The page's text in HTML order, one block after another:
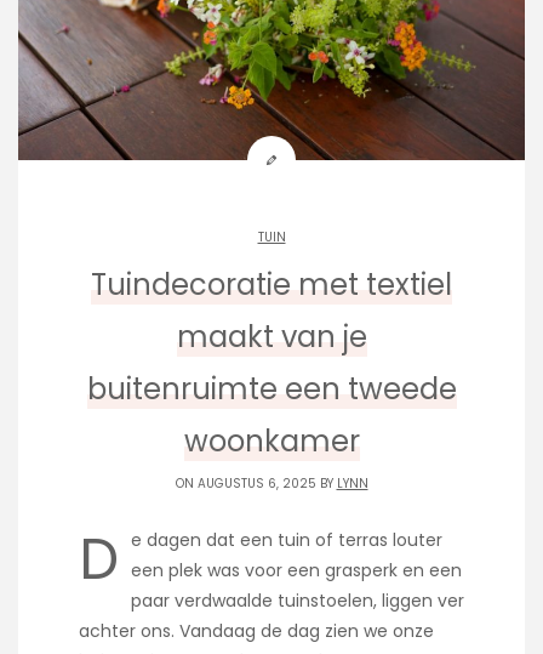
TUIN
Tuindecoratie met textiel
maakt van je
buitenruimte een tweede
woonkamer
ON AUGUSTUS 6, 2025 BY LYNN
D e dagen dat een tuin of terras louter
een plek was voor een grasperk en een
paar verdwaalde tuinstoelen, liggen ver
achter ons. Vandaag de dag zien we onze